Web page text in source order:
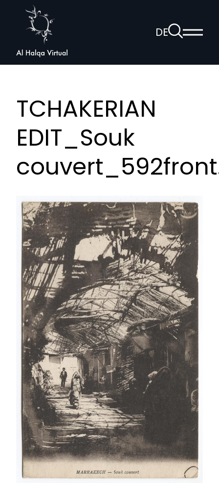
Halqa
DEZur
Suchseite
TCHAKERIAN
EDIT_Souk